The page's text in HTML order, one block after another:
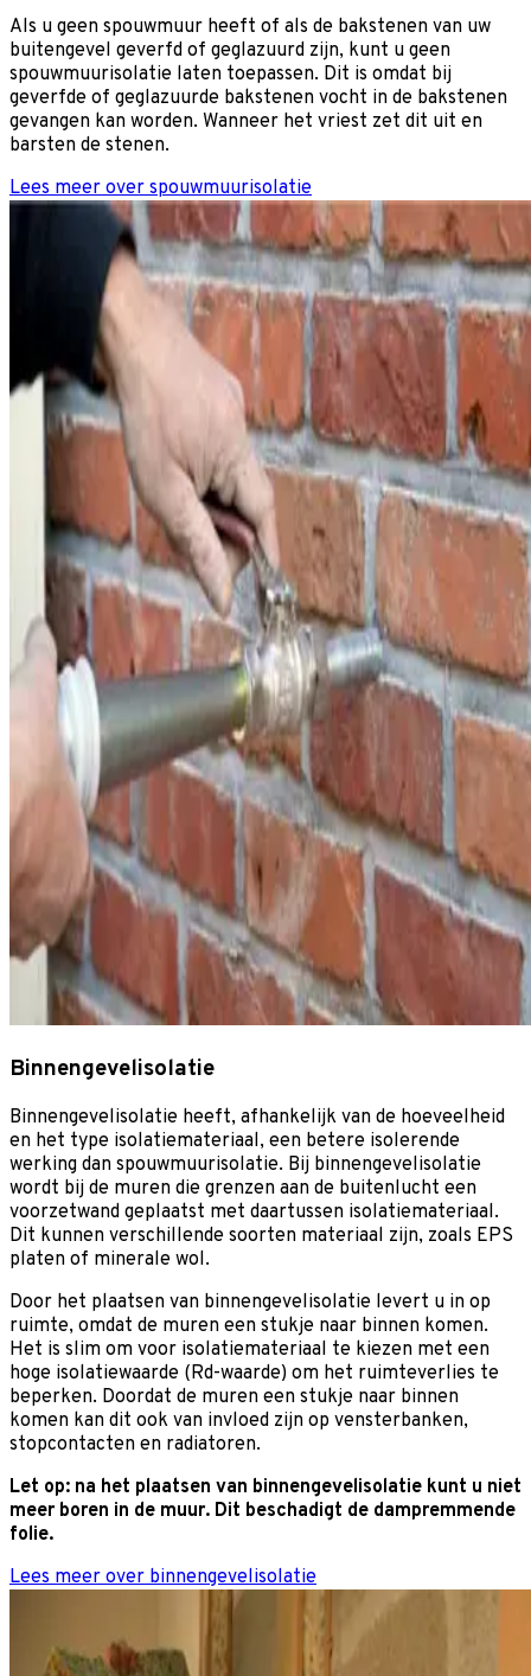
Als u geen spouwmuur heeft of als de bakstenen van uw
buitengevel geverfd of geglazuurd zijn, kunt u geen
spouwmuurisolatie laten toepassen. Dit is omdat bij
geverfde of geglazuurde bakstenen vocht in de bakstenen
gevangen kan worden. Wanneer het vriest zet dit uit en
barsten de stenen.
Lees meer over spouwmuurisolatie
Binnengevelisolatie
Binnengevelisolatie heeft, afhankelijk van de hoeveelheid
en het type isolatiemateriaal, een betere isolerende
werking dan spouwmuurisolatie. Bij binnengevelisolatie
wordt bij de muren die grenzen aan de buitenlucht een
voorzetwand geplaatst met daartussen isolatiemateriaal.
Dit kunnen verschillende soorten materiaal zijn, zoals EPS
platen of minerale wol.
Door het plaatsen van binnengevelisolatie levert u in op
ruimte, omdat de muren een stukje naar binnen komen.
Het is slim om voor isolatiemateriaal te kiezen met een
hoge isolatiewaarde (Rd-waarde) om het ruimteverlies te
beperken. Doordat de muren een stukje naar binnen
komen kan dit ook van invloed zijn op vensterbanken,
stopcontacten en radiatoren.
Let op: na het plaatsen van binnengevelisolatie kunt u niet
meer boren in de muur. Dit beschadigt de dampremmende
folie.
Lees meer over binnengevelisolatie